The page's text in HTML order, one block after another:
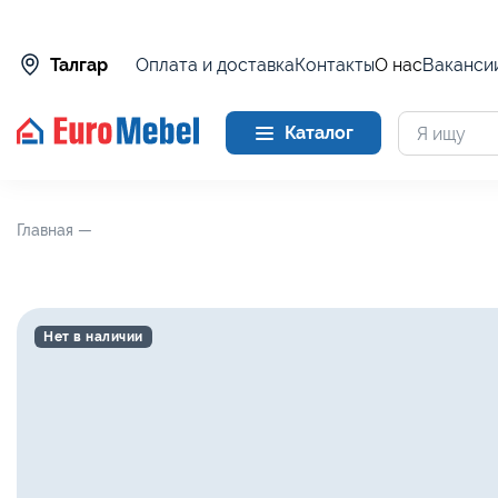
Талгар Оплата и доставкаКонтактыО нас
Каталог
Главная —
Нет в наличии